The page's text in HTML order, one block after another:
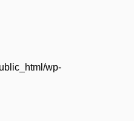
wp-